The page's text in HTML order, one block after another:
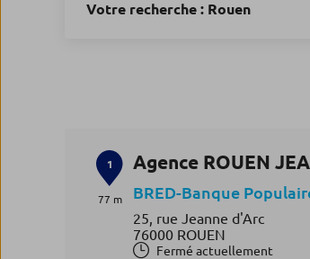
Votre recherche : Rouen
1
77 m
Agence ROUEN
BRED-Banque
25, rue Jeanne d'Arc
76000 ROUEN
Fermé actuellement